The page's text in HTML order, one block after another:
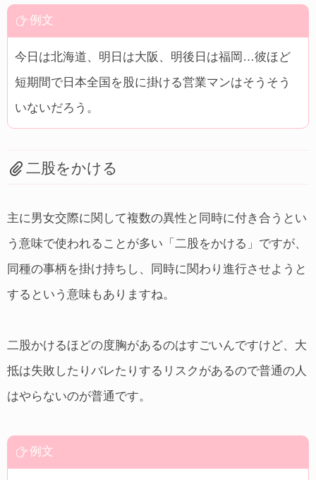
例文
今日は北海道、明日は大阪、明後日は福岡…彼ほど
短期間で日本全国を股に掛ける営業マンはそうそう
いないだろう。
二股をかける
主に男女交際に関して複数の異性と同時に付き合うとい
う意味で使われることが多い「二股をかける」ですが、
同種の事柄を掛け持ちし、同時に関わり進行させようと
するという意味もありますね。
二股かけるほどの度胸があるのはすごいんですけど、大
抵は失敗したりバレたりするリスクがあるので普通の人
はやらないのが普通です。
例文